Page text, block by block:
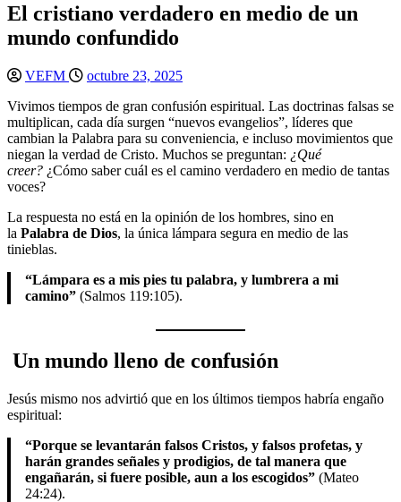
El cristiano verdadero en medio de un
mundo confundido
VEFM
octubre 23, 2025
Vivimos tiempos de gran confusión espiritual. Las doctrinas falsas se
multiplican, cada día surgen “nuevos evangelios”, líderes que
cambian la Palabra para su conveniencia, e incluso movimientos que
niegan la verdad de Cristo. Muchos se preguntan: ¿Qué
creer? ¿Cómo saber cuál es el camino verdadero en medio de tantas
voces?
La respuesta no está en la opinión de los hombres, sino en
la Palabra de Dios, la única lámpara segura en medio de las
tinieblas.
“Lámpara es a mis pies tu palabra, y lumbrera a mi
camino” (Salmos 119:105).
Un mundo lleno de confusión
Jesús mismo nos advirtió que en los últimos tiempos habría engaño
espiritual:
“Porque se levantarán falsos Cristos, y falsos profetas, y
harán grandes señales y prodigios, de tal manera que
engañarán, si fuere posible, aun a los escogidos” (Mateo
24:24).